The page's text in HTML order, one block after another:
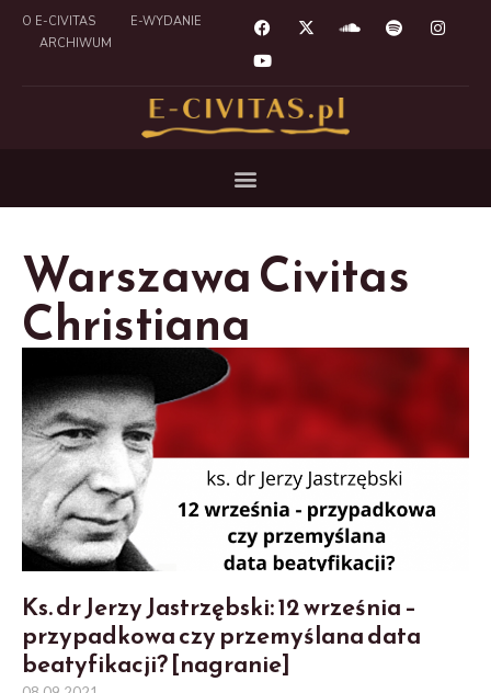
O E-CIVITAS
E-WYDANIE
ARCHIWUM
Warszawa Civitas
Christiana
Ks. dr Jerzy Jastrzębski: 12 września –
przypadkowa czy przemyślana data
beatyfikacji? [nagranie]